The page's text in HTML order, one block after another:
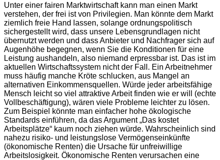
Unter einer fairen Marktwirtschaft kann man einen Markt
verstehen, der frei ist von Privilegien. Man könnte dem Markt
ziemlich freie Hand lassen, solange ordnungspolitisch
sichergestellt wird, dass unsere Lebensgrundlagen nicht
übernutzt werden und dass Anbieter und Nachfrager sich auf
Augenhöhe begegnen, wenn Sie die Konditionen für eine
Leistung aushandeln, also niemand erpressbar ist. Das ist im
aktuellen Wirtschaftssystem nicht der Fall. Ein Arbeitnehmer
muss häufig manche Kröte schlucken, aus Mangel an
alternativen Einkommensquellen. Würde jeder arbeitsfähige
Mensch leicht so viel attraktive Arbeit finden wie er will (echte
Vollbeschäftigung), wären viele Probleme leichter zu lösen.
Zum Beispiel könnte man einfacher hohe ökologische
Standards einführen, da das Argument „Das kostet
Arbeitsplätze“ kaum noch ziehen würde. Wahrscheinlich sind
nahezu risiko- und leistungslose Vermögenseinkünfte
(ökonomische Renten) die Ursache für unfreiwillige
Arbeitslosigkeit. Ökonomische Renten verursachen eine